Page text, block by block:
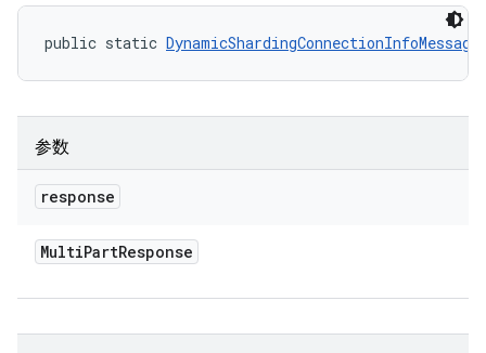
public static DynamicShardingConnectionInfoMessage
参数
response
MultiPartResponse